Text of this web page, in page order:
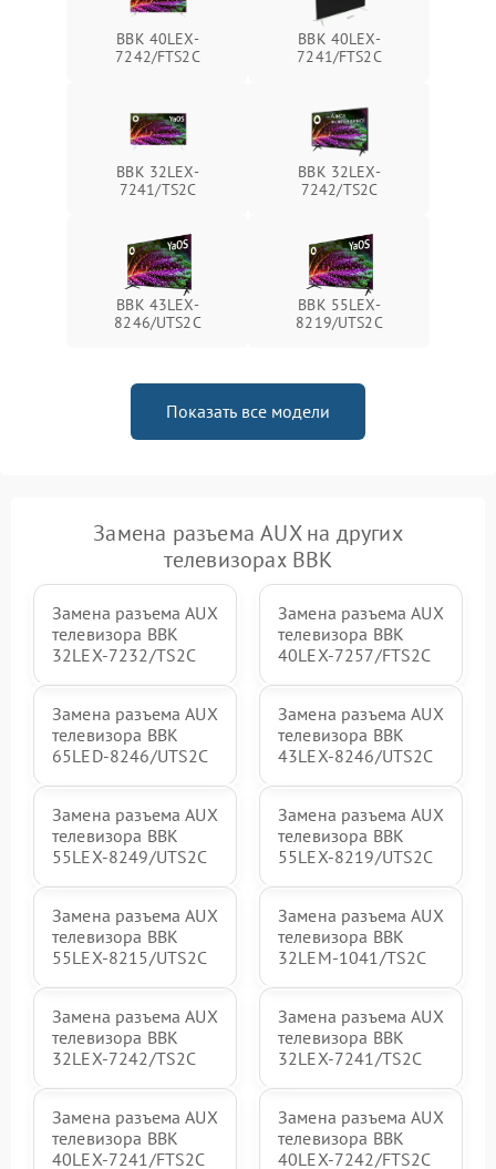
BBK 40LEX-
7242/FTS2C
BBK 40LEX-
7241/FTS2C
BBK 32LEX-
7241/TS2C
BBK 32LEX-
7242/TS2C
BBK 43LEX-
8246/UTS2C
BBK 55LEX-
8219/UTS2C
Показать все модели
Замена разъема AUX на других
телевизорах BBK
Замена разъема AUX
телевизора BBK
32LEX-7232/TS2C
Замена разъема AUX
телевизора BBK
40LEX-7257/FTS2C
Замена разъема AUX
телевизора BBK
65LED-8246/UTS2C
Замена разъема AUX
телевизора BBK
43LEX-8246/UTS2C
Замена разъема AUX
телевизора BBK
55LEX-8249/UTS2C
Замена разъема AUX
телевизора BBK
55LEX-8219/UTS2C
Замена разъема AUX
телевизора BBK
55LEX-8215/UTS2C
Замена разъема AUX
телевизора BBK
32LEM-1041/TS2C
Замена разъема AUX
телевизора BBK
32LEX-7242/TS2C
Замена разъема AUX
телевизора BBK
32LEX-7241/TS2C
Замена разъема AUX
телевизора BBK
40LEX-7241/FTS2C
Замена разъема AUX
телевизора BBK
40LEX-7242/FTS2C